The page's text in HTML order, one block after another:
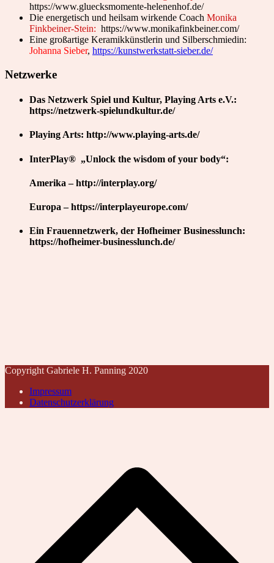
https://www.gluecksmomente-helenenhof.de/
Die energetisch und heilsam wirkende Coach Monika
Finkbeiner-Stein: https://www.monikafinkbeiner.com/
Eine großartige Keramikkünstlerin und Silberschmiedin:
Johanna Sieber, https://kunstwerkstatt-sieber.de/
Netzwerke
Das Netzwerk Spiel und Kultur, Playing Arts e.V.:
https://netzwerk-spielundkultur.de/
Playing Arts: http://www.playing-arts.de/
InterPlay® „Unlock the wisdom of your body“:
Amerika – http://interplay.org/
Europa – https://interplayeurope.com/
Ein Frauennetzwerk, der Hofheimer Businesslunch:
https://hofheimer-businesslunch.de/
Copyright Gabriele H. Panning 2020
Impressum
Datenschutzerklärung